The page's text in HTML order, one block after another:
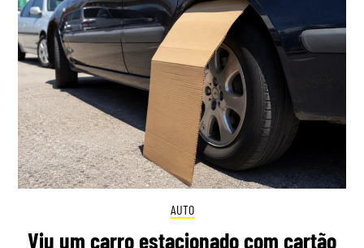
AUTO
Viu um carro estacionado com cartão